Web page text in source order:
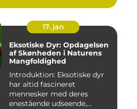
17. jan
Eksotiske Dyr: Opdagelsen
af Skønheden i Naturens
Mangfoldighed
Introduktion: Eksotiske dyr
har altid fascineret
mennesker med deres
enestående udseende,